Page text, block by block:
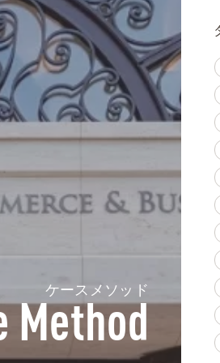
ケースメソッド
Method